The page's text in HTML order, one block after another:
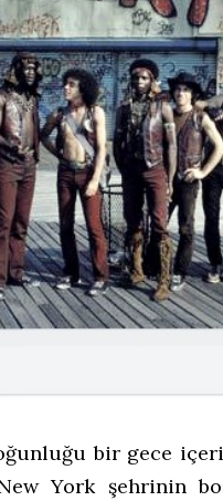
bir gece
York şehrinin